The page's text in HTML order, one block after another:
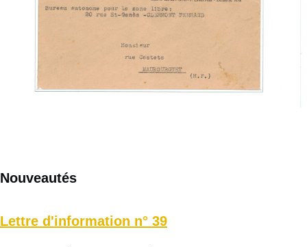
Nouveautés
Lettre d'information n° 39